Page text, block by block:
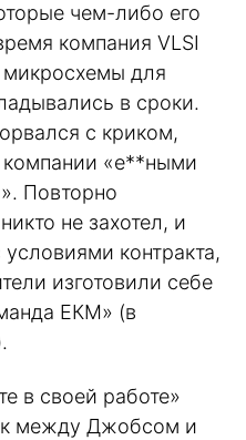
чем-либо его
компания VLSI
микросхемы для
в сроки.
с криком,
компании «е**ными
Повторно
не захотел, и
контракта,
изготовили себе
ЕКМ» (в
в своей работе»
между Джобсом и